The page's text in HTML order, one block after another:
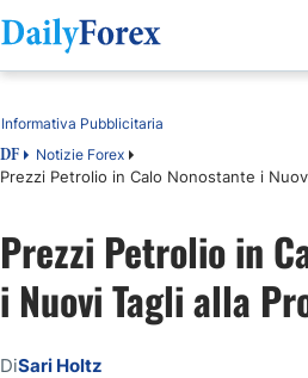
Indice
DF Notizie Forex
Prezzi Petrolio in Calo Nonostante i
Informativa Pubblicitaria
Prezzi Petrolio in
i Nuovi Tagli alla
DiSari Holtz